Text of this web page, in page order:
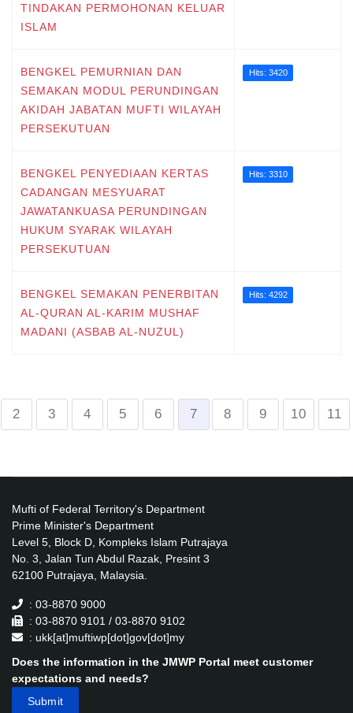
TINDAKAN PERMOHONAN KELUAR
ISLAM
BENGKEL PEMURNIAN DAN
SEMAKAN MODUL PERUNDINGAN
AKIDAH JABATAN MUFTI WILAYAH
PERSEKUTUAN
Hits: 3420
BENGKEL PENYEDIAAN KERTAS
CADANGAN MESYUARAT
JAWATANKUASA PERUNDINGAN
HUKUM SYARAK WILAYAH
PERSEKUTUAN
Hits: 3310
BENGKEL SEMAKAN PENERBITAN
AL-QURAN AL-KARIM MUSHAF
MADANI (ASBAB AL-NUZUL)
Hits: 4292
2 3 4 5 6 7 8 9 10 11
Mufti of Federal Territory's Department
Prime Minister's Department
Level 5, Block D, Kompleks Islam Putrajaya
No. 3, Jalan Tun Abdul Razak, Presint 3
62100 Putrajaya, Malaysia.
: 03-8870 9000
: 03-8870 9101 / 03-8870 9102
: ukk[at]muftiwp[dot]gov[dot]my
Does the information in the JMWP Portal meet customer
expectations and needs?